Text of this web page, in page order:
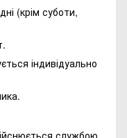
(крім суботи,
індивідуально
службою